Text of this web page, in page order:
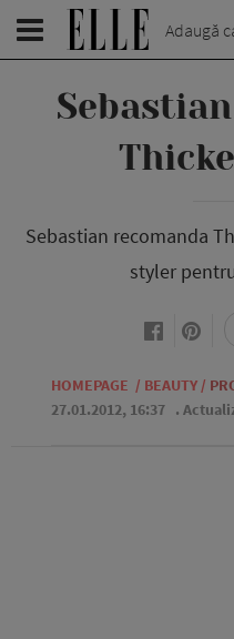
Adaugă
Sebastian recomanda
styler
HOMEPAGE / BEAUTY /
27.01.2012, 16:37 .